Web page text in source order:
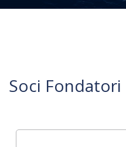
Soci